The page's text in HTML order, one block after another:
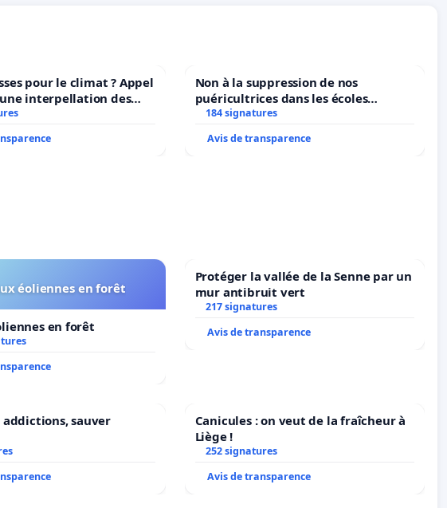
pour le climat ? Appel
interpellation des
du climat et de
Non à la suppression de nos
puéricultrices dans les écoles
communale de Flémalle !
184 signatures
Avis de transparence
éoliennes en forêt
en forêt
Protéger la vallée de la Senne par un
mur antibruit vert
217 signatures
Avis de transparence
addictions, sauver
Canicules : on veut de la fraîcheur à
Liège !
252 signatures
Avis de transparence